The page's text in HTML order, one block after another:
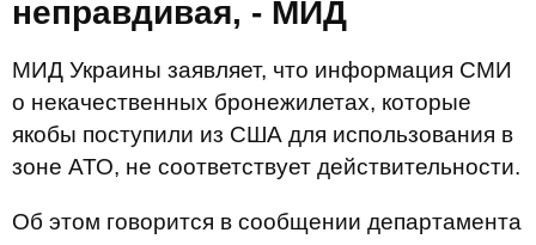
неправдивая, - МИД
МИД Украины заявляет, что информация СМИ
о некачественных бронежилетах, которые
якобы поступили из США для использования в
зоне АТО, не соответствует действительности.
Об этом говорится в сообщении департамента